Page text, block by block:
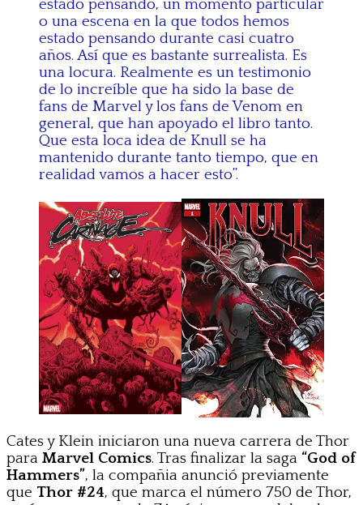
estado pensando, un momento particular
o una escena en la que todos hemos
estado pensando durante casi cuatro
años. Así que es bastante surrealista. Es
una locura. Realmente es un testimonio
de lo increíble que ha sido la base de
fans de Marvel y los fans de Venom en
general, que han apoyado el libro tanto.
Que esta loca idea de Knull se ha
mantenido durante tanto tiempo, que en
realidad vamos a hacer esto”.
Cates y Klein iniciaron una nueva carrera de Thor
para Marvel Comics. Tras finalizar la saga “God of
Hammers”, la compañia anunció previamente
que Thor #24, que marca el número 750 de Thor,